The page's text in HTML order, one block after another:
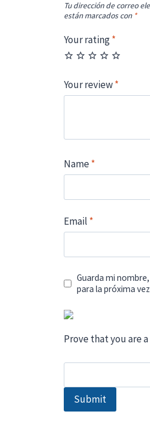
Tu dirección de correo
están marcados con *
Your rating*
Your review*
Name*
Email *
Guarda mi
para la próxima
Prove that you are